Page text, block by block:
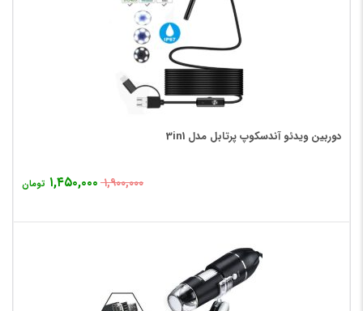
دوربین ویدئو آندسکوپ پرتابل مدل 3in1
۱,۹۰۰,۰۰۰ ۱,۴۵۰,۰۰۰ تومان